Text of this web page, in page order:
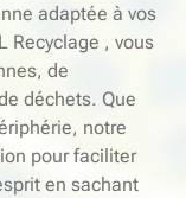
adaptée à vos
Recyclage , vous
de
déchets. Que
notre
pour faciliter
en sachant